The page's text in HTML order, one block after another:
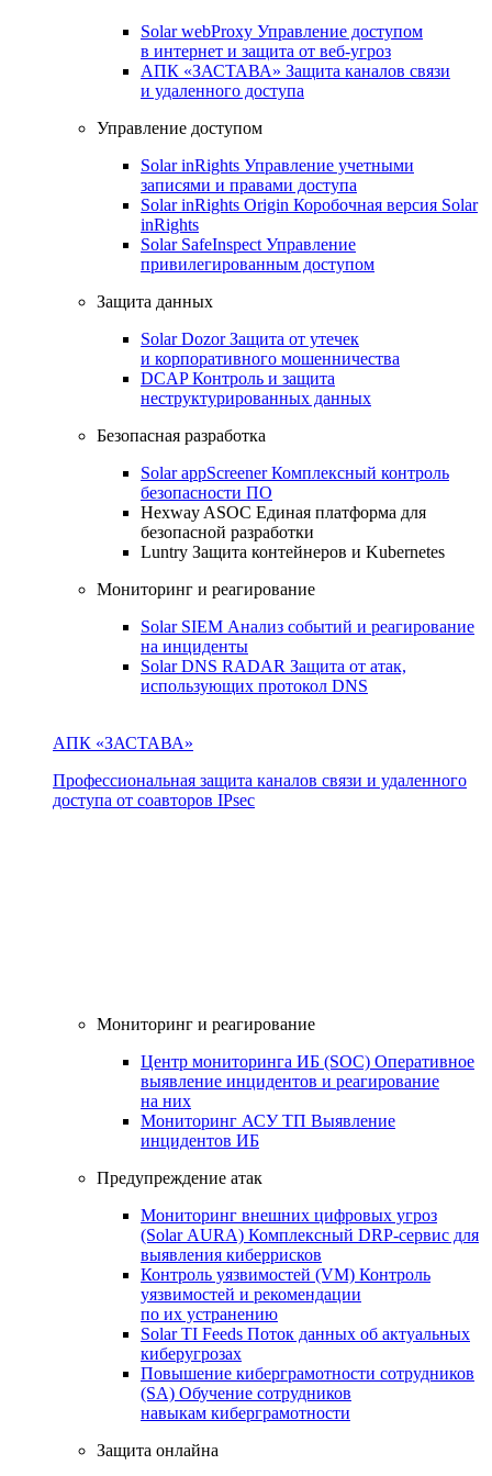
Solar webProxy Управление доступом
в интернет и защита от веб-угроз
АПК «ЗАСТАВА» Защита каналов связи
и удаленного доступа
Управление доступом
Solar inRights Управление учетными
записями и правами доступа
Solar inRights Origin Коробочная версия Solar
inRights
Solar SafeInspect Управление
привилегированным доступом
Защита данных
Solar DozorЗащита от утечек
и корпоративного мошенничества
DCAPКонтроль и защита
неструктурированных данных
Безопасная разработка
Solar appScreenerКомплексный контроль
безопасности ПО
Hexway ASOC Единая платформа для
безопасной разработки
Luntry Защита контейнеров и Kubernetes
Мониторинг и реагирование
Solar SIEM Анализ событий и реагирование
на инциденты
Solar DNS RADAR Защита от атак,
использующих протокол DNS
АПК «ЗАСТАВА»
Профессиональная защита каналов связи и удаленного
доступа от соавторов IPsec
Мониторинг и реагирование
Центр мониторинга ИБ (SOC) Оперативное
выявление инцидентов и реагирование
на них
Мониторинг АСУ ТП Выявление
инцидентов ИБ
Предупреждение атак
Мониторинг внешних цифровых угроз
(Solar AURA) Комплексный DRP-сервис для
выявления киберрисков
Контроль уязвимостей (VM) Контроль
уязвимостей и рекомендации
по их устранению
Solar TI Feeds Поток данных об актуальных
киберугрозах
Повышение киберграмотности сотрудников
(SA) Обучение сотрудников
навыкам киберграмотности
Защита онлайна